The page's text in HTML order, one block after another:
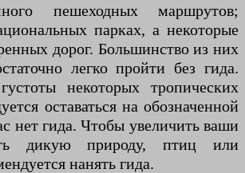
пешеходных маршрутов;
парках, а некоторые
дорог. Большинство из них
легко пройти без гида.
некоторых тропических
оставаться на обозначенной
нет гида. Чтобы увеличить ваши
дикую природу, птиц или
нанять гида.